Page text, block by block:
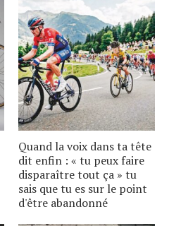
Quand la voix dans ta tête
dit enfin : « tu peux faire
disparaître tout ça » tu
sais que tu es sur le point
d'être abandonné